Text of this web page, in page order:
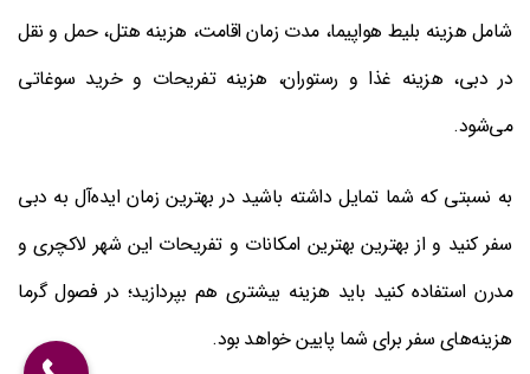
شامل هزینه بلیط هواپیما، مدت زمان اقامت، هزینه هتل، حمل و نقل
در دبی، هزینه غذا و رستوران، هزینه تفریحات و خرید سوغاتی
می‌شود.
به نسبتی که شما تمایل داشته باشید در بهترین زمان ایده‌آل به دبی
سفر کنید و از بهترین بهترین امکانات و تفریحات این شهر لاکچری و
مدرن استفاده کنید باید هزینه بیشتری هم بپردازید؛ در فصول گرما
هزینه‌های سفر برای شما پایین خواهد بود.